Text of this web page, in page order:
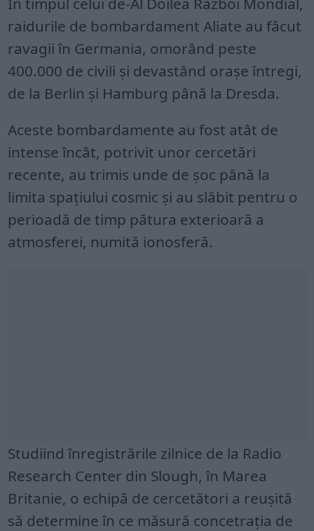
raidurile de bombardament Aliate au făcut
ravagii în Germania, omorând peste
400.000 de civili și devastând orașe întregi,
de la Berlin și Hamburg până la Dresda.
Aceste bombardamente au fost atât de
intense încât, potrivit unor cercetări
recente, au trimis unde de șoc până la
limita spațiului cosmic și au slăbit pentru o
perioadă de timp pătura exterioară a
atmosferei, numită ionosferă.
Studiind înregistrările zilnice de la Radio
Research Center din Slough, în Marea
Britanie, o echipă de cercetători a reușită
să determine în ce măsură concetrația de